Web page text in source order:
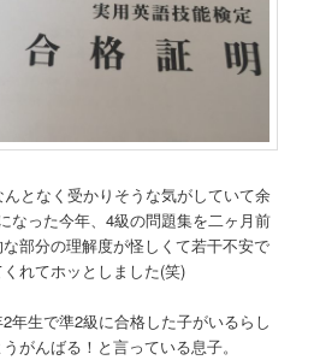
となく受かりそうな気がしていて余
なった今年、4級の問題集を二ヶ月前
部分の理解度が怪しくて若干不安で
れてホッとしました(笑)
年生で準2級に合格した子がいるらし
がんばる！と言っている息子。